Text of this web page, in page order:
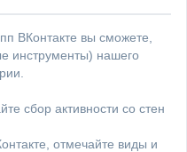
ВКонтакте вы сможете,
инструменты) нашего
сбор активности со стен
отмечайте виды и